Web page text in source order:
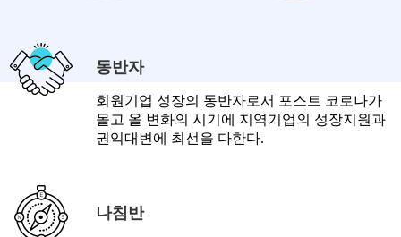
동반자
회원기업 성장의 동반자로서 포스트 코로나가
몰고 올 변화의 시기에 지역기업의 성장지원과
권익대변에 최선을 다한다.
나침반